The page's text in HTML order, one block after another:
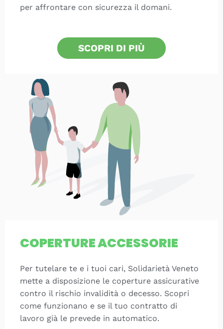
per affrontare con sicurezza il domani.
SCOPRI DI PIÙ
COPERTURE ACCESSORIE
Per tutelare te e i tuoi cari, Solidarietà Veneto
mette a disposizione le coperture assicurative
contro il rischio invalidità o decesso. Scopri
come funzionano e se il tuo contratto di
lavoro già le prevede in automatico.